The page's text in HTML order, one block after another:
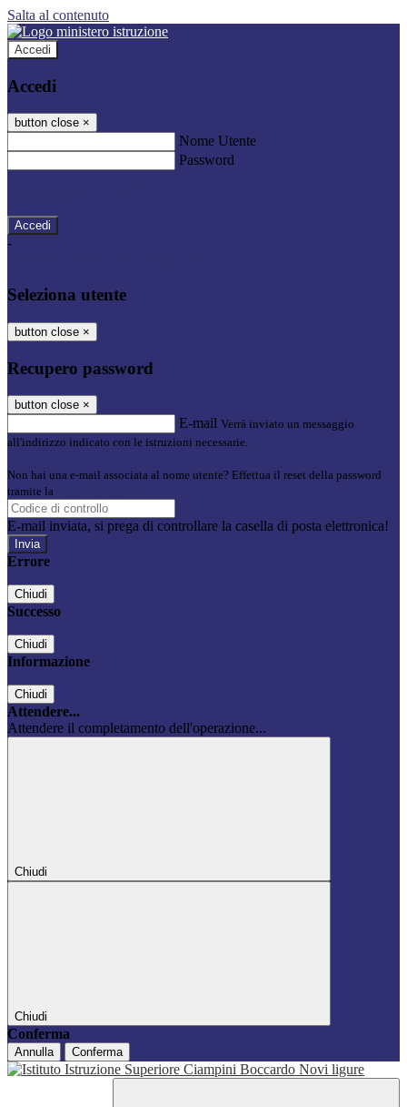
Salta al contenuto
Accedi
Accedi
button close ×
Nome Utente
Password
-
Seleziona utente
button close ×
Recupero password
button close ×
E-mail Verrà inviato un messaggio
all'indirizzo indicato con le istruzioni necessarie.
Non hai una e-mail associata al nome utente? Effettua il reset della password
tramite la
E-mail inviata, si prega di controllare la casella di posta elettronica!
Errore
Chiudi
Successo
Chiudi
Informazione
Chiudi
Attendere...
Attendere il completamento dell'operazione...
Chiudi
Chiudi
Conferma
Annulla Conferma